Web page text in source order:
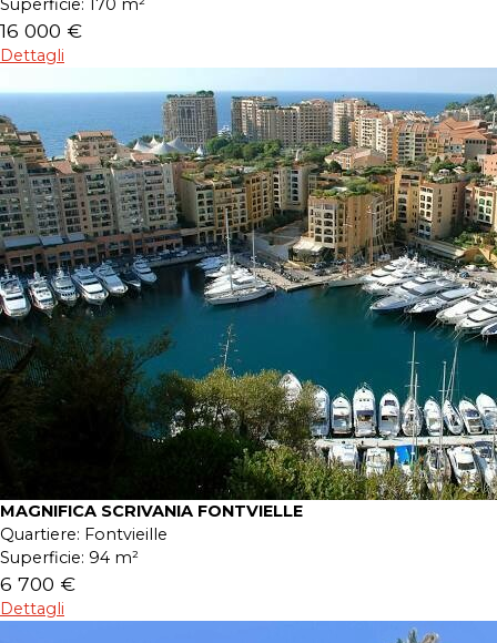
Superficie: 170 m²
16 000 €
Dettagli
MAGNIFICA SCRIVANIA FONTVIELLE
Quartiere: Fontvieille
Superficie: 94 m²
6 700 €
Dettagli